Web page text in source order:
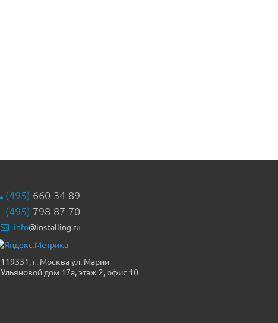
(495) 660-34-89
(495) 798-87-70
info@installing.ru
119331, г. Москва ул. Марии
Ульяновой дом 17а, этаж 2, офис 10